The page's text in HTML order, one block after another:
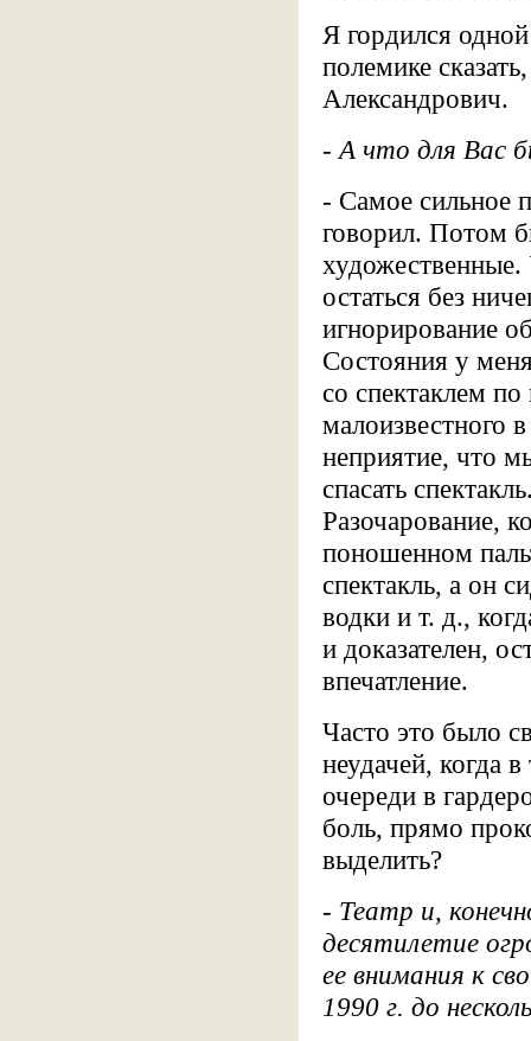
Я гордился
полемике
Александрович.
- А что для Вас
- Самое сильное
говорил. Потом
художественные.
остаться без
игнорирование
Состояния у
со спектаклем
малоизвестного
неприятие, что
спасать
Разочарование,
поношенном
спектакль, а он
водки и т. д.,
и доказателен,
впечатление.
Часто это было
неудачей, когда
очереди в
боль, прямо
выделить?
- Театр и,
десятилетие
ее внимания к
1990 г. до